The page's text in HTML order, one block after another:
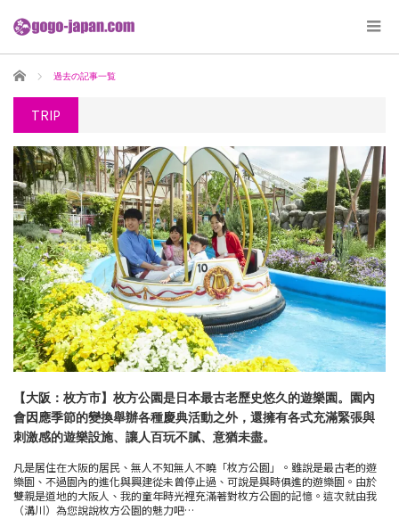
ホーム 過去の記事一覧
TRIP
【大阪：枚方市】枚方公園是日本最古老歷史悠久的遊樂園。園內
會因應季節的變換舉辦各種慶典活動之外，還擁有各式充滿緊張與
刺激感的遊樂設施、讓人百玩不膩、意猶未盡。
凡是居住在大阪的居民、無人不知無人不曉「枚方公園」。雖說是最古老的遊
樂園、不過園內的進化與興建從未曾停止過、可說是與時俱進的遊樂園。由於
雙親是道地的大阪人、我的童年時光裡充滿著對枚方公園的記憶。這次就由我
（溝川）為您說說枚方公園的魅力吧…